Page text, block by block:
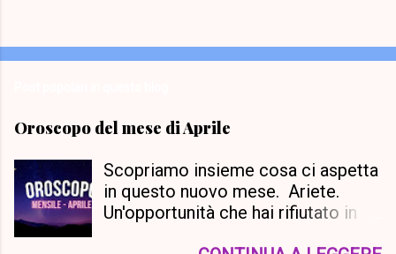
Oroscopo del mese di Aprile
Scopriamo insieme cosa ci aspetta
in questo nuovo mese. Ariete.
Un'opportunità che hai rifiutato in